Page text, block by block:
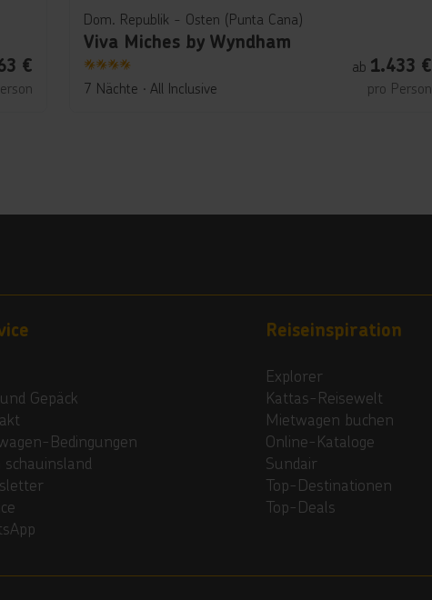
€
Dom. Republik - Osten (Punta Cana)
Viva Miches by Wyndham
4
7 Nächte ∙ All Inclusive
ab 1.433 €
pro Person
Gepäck
Bedingungen
schauinsland
Reiseinspiration
Explorer
Kattas-Reisewelt
Mietwagen buchen
Online-Kataloge
Sundair
Top-Destinationen
Top-Deals